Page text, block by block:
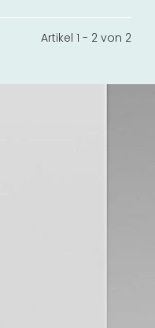
Artikel 1 - 2 von 2